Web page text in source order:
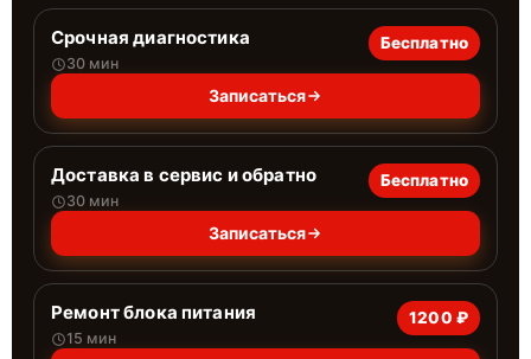
Срочная диагностика
30 мин
Бесплатно
Записаться
Доставка в сервис и обратно
30 мин
Бесплатно
Записаться
Ремонт блока питания
15 мин
1200 ₽